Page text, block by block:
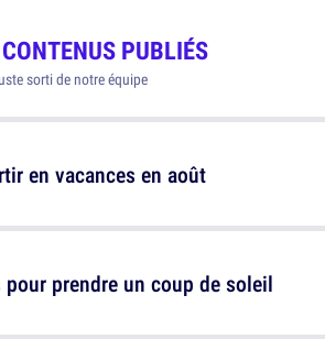
CONTENUS PUBLIÉS
sorti de notre équipe
en vacances en août
prendre un coup de soleil